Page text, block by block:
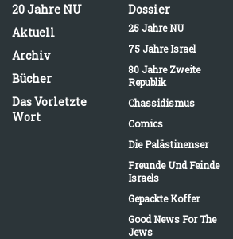
20 Jahre NU
Aktuell
Archiv
Bücher
Das Vorletzte
Wort
Dossier
25 Jahre NU
75 Jahre Israel
80 Jahre Zweite
Republik
Chassidismus
Comics
Die Palästinenser
Freunde Und Feinde
Israels
Gepackte Koffer
Good News For The
Jews